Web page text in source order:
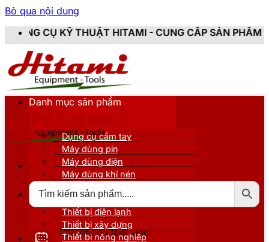
Bỏ qua nội dung
HITAMI - CUNG CẤP SẢN PHẨM CHÍNH HÃNG,
Văn phòng làm việc:
Danh mục sản phẩm
Dụng cụ cầm tay
Máy dùng pin
Máy dùng điện
Máy dùng khí nén
Thiết bị nâng đỡ
Thiết bị điện lạnh
Thiết bị xây dựng
Thiết bị nông nghiệp